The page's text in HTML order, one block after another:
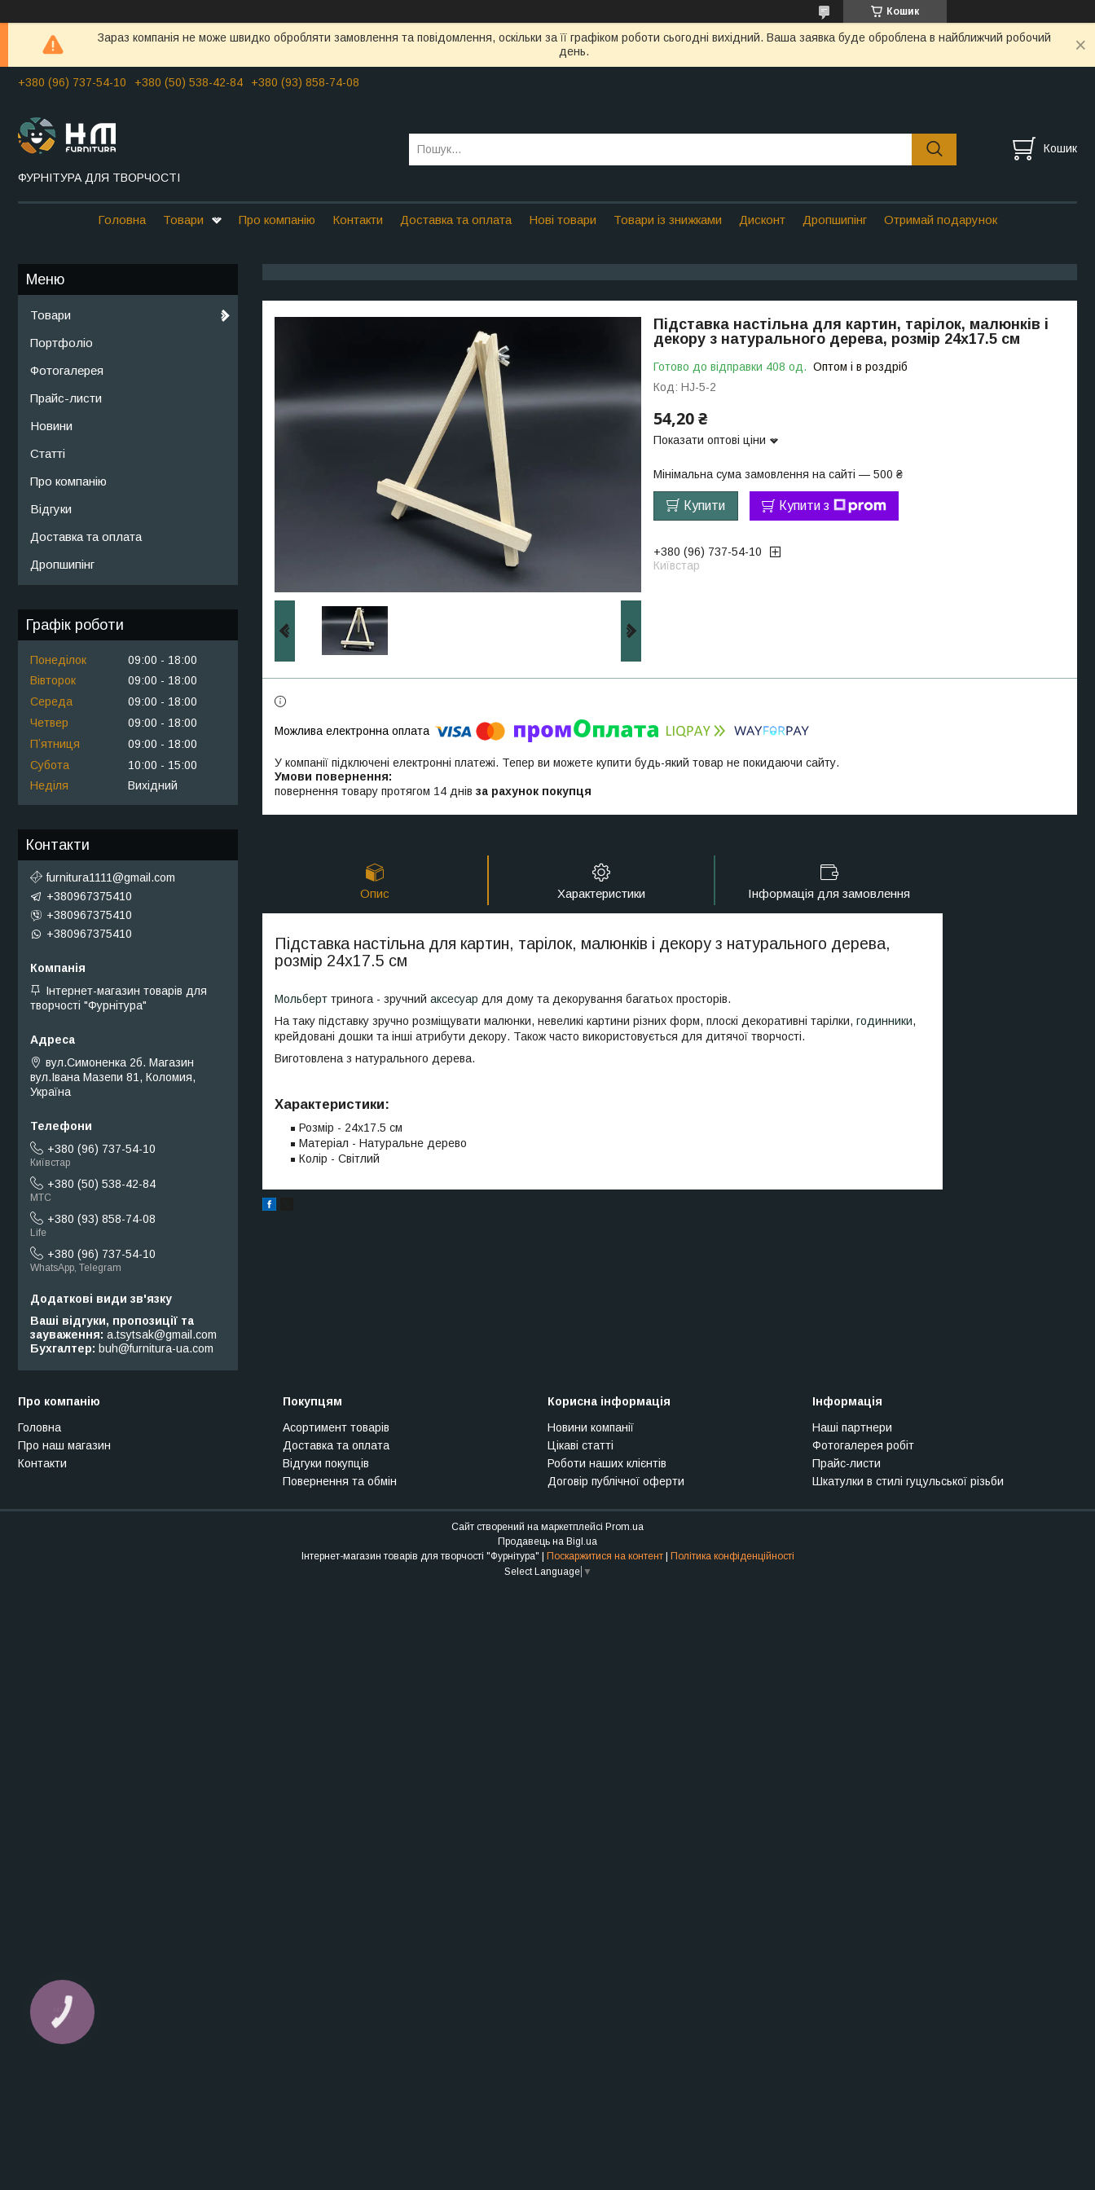
Кошик
Зараз компанія не може швидко обробляти замовлення та повідомлення, оскільки за її графіком роботи сьогодні вихідний. Ваша заявка буде оброблена в найближчий робочий
день.
+380 (96) 737-54-10 +380 (50) 538-42-84 +380 (93) 858-74-08
ФУРНІТУРА ДЛЯ ТВОРЧОСТІ
Кошик
Головна Товари Про компанію Контакти Доставка та оплата Нові товари Товари із знижками Дисконт Дропшипінг Отримай подарунок
Підставка настільна для картин, тарілок, малюнків і
декору з натурального дерева, розмір 24х17.5 см
Готово до відправки 408 од. Оптом і в роздріб
Код: HJ-5-2
54,20 ₴
Показати оптові ціни
Мінімальна сума замовлення на сайті — 500 ₴
Купити Купити з
+380 (96) 737-54-10
Київстар
У компанії підключені електронні платежі. Тепер ви можете купити будь-який товар не покидаючи сайту.
повернення товару протягом 14 днів за рахунок покупця
Опис Характеристики Інформація для замовлення
Підставка настільна для картин, тарілок, малюнків і декору з натурального дерева,
розмір 24х17.5 см
Мольберт тринога - зручний аксесуар для дому та декорування багатьох просторів.
На таку підставку зручно розміщувати малюнки, невеликі картини різних форм, плоскі декоративні тарілки, годинники,
крейдовані дошки та інші атрибути декору. Також часто використовується для дитячої творчості.
Виготовлена з натурального дерева.
Характеристики:
Розмір - 24х17.5 см
Матеріал - Натуральне дерево
Колір - Світлий
Товари
Портфоліо
Фотогалерея
Прайс-листи
Новини
Статті
Про компанію
Відгуки
Доставка та оплата
Дропшипінг
Графік роботи
Понеділок 09:00
18:00
Вівторок
09:00
18:00
Середа
09:00
18:00
Четвер
09:00
18:00
Пʼятниця
09:00
18:00
Субота
10:00
15:00
Неділя
Вихідний
Контакти
furnitura1111@gmail.com
+380967375410
+380967375410
+380967375410
Інтернет-магазин товарів для
творчості "Фурнітура"
вул.Симоненка 2б. Магазин
вул.Івана Мазепи 81, Коломия,
Україна
+380 (96) 737-54-10
Київстар
+380 (50) 538-42-84
МТС
+380 (93) 858-74-08
Life
+380 (96) 737-54-10
WhatsApp, Telegram
Ваші відгуки, пропозиції та
зауваження a.tsytsak@gmail.com
Бухгалтер
buh@furnitura-ua.com
Про компанію
Головна
Про наш магазин
Контакти
Покупцям
Асортимент товарів
Доставка та оплата
Відгуки покупців
Повернення та обмін
Корисна інформація
Новини компанії
Цікаві статті
Роботи наших клієнтів
Договір публічної оферти
Інформація
Наші партнери
Фотогалерея робіт
Прайс-листи
Шкатулки в стилі гуцульської різьби
Сайт створений на маркетплейсі Prom.ua
Продавець на Bigl.ua
Інтернет-магазин товарів для творчості "Фурнітура" | Поскаржитися на контент | Політика конфіденційності
Select Language ▼
КНОПКА
ЗВ'ЯЗКУ